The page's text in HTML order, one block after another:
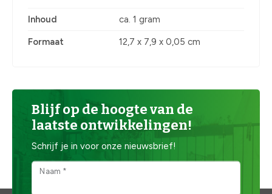
Inhoud ca. 1 gram
Formaat 12,7 x 7,9 x 0,05 cm
Blijf op de hoogte van de
laatste ontwikkelingen!
Schrijf je in voor onze nieuwsbrief!
Naam *